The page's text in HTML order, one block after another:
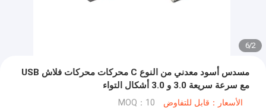
2
/
6
مسدس أسود معدني من النوع C محركات محركات فلاش USB
مع سرعة سريعة 3.0 و 3.0 أشكال التواء
الأسعار：قابل للتفاوض MOQ：10